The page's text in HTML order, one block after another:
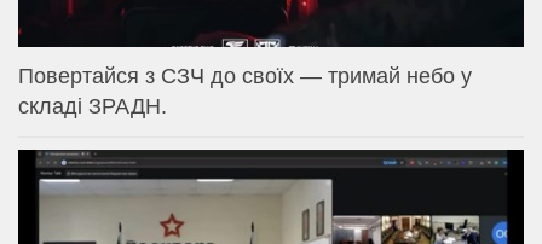
Повертайся з СЗЧ до своїх — тримай небо у
складі ЗРАДН.